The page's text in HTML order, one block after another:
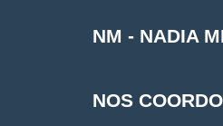
NM - NADIA
NOS